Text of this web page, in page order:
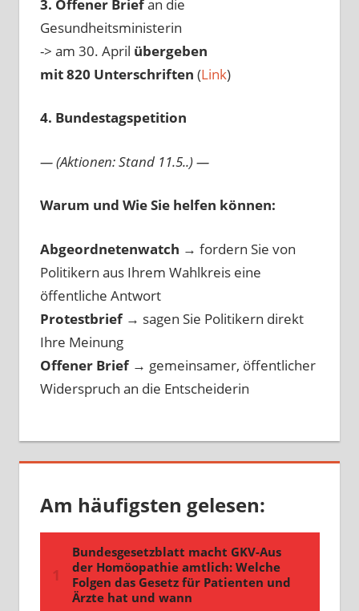
3. Offener Briefan die
Gesundheitsministerin
-> am 30. April übergeben
mit 820 Unterschriften (Link)
4. Bundestagspetition
— (Aktionen: Stand 11.5..) —
Warum und Wie Sie helfen können:
Abgeordnetenwatch → fordern Sie von
Politikern aus Ihrem Wahlkreis eine
öffentliche Antwort
Protestbrief → sagen Sie Politikern direkt
Ihre Meinung
Offener Brief → gemeinsamer, öffentlicher
Widerspruch an die Entscheiderin
Am häufigsten gelesen: